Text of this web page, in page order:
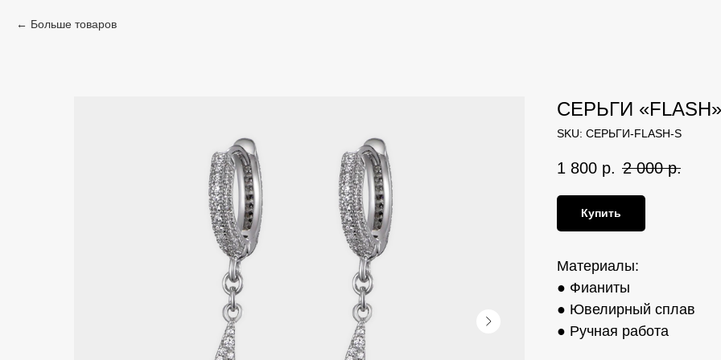
Больше товаров
СЕРЬГИ «FLASH»
SKU: СЕРЬГИ-FLASH-S
1 800 р. 2 000 р.
Купить
Материалы:
● Фианиты
● Ювелирный сплав
● Ручная работа